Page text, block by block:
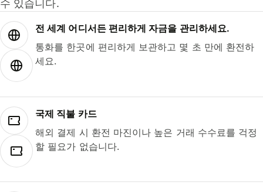
수 있습니다.
전 세계 어디서든 편리하게 자금을 관리하세요.
통화를 한곳에 편리하게 보관하고 몇 초 만에 환전하
세요.
국제 직불 카드
해외 결제 시 환전 마진이나 높은 거래 수수료를 걱정
할 필요가 없습니다.